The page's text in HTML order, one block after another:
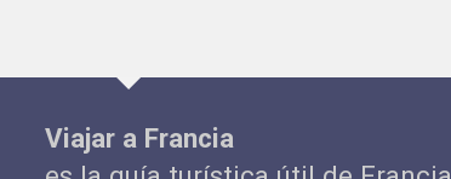
Viajar a Francia